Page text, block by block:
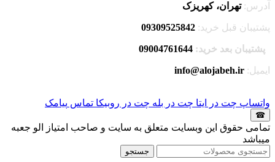
آدرس:تهران، کهریزک
پشتیبان قبل خرید: 09309525842
پشتیبان بعد خرید:
ایمیل: info@alojabeh.ir
واتساپ چت در ایتا چت در بله چت در روبیکا تماس پیامک
☎
تمامی حقوق این وبسایت متعلق به سایت و صاحب امتیاز الو جعبه
میباشد
جستجو